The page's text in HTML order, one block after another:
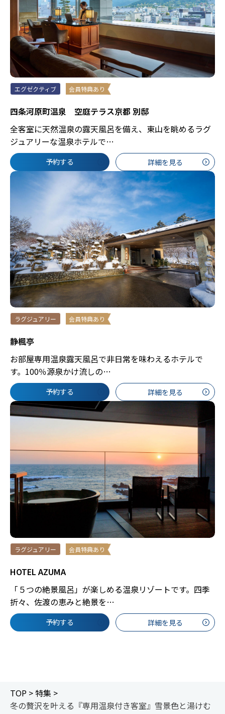
エグゼクティブ 会員特典あり
四条河原町温泉 空庭テラス京都 別邸
全客室に天然温泉の露天風呂を備え、東山を眺めるラグ
ジュアリーな温泉ホテルで…
予約する 詳細を見る
ラグジュアリー 会員特典あり
静楓亭
お部屋専用温泉露天風呂で非日常を味わえるホテルで
す。100％源泉かけ流しの…
予約する 詳細を見る
ラグジュアリー 会員特典あり
HOTEL AZUMA
「５つの絶景風呂」が楽しめる温泉リゾートです。四季
折々、佐渡の恵みと絶景を…
予約する 詳細を見る
TOP > 特集 >
冬の贅沢を叶える『専用温泉付き客室』雪景色と湯けむ